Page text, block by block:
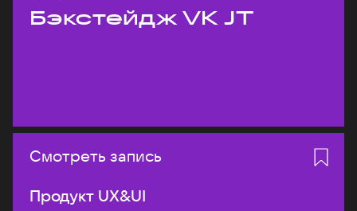
Бэкстейдж VK JT
Смотреть запись
Продукт UX&UI